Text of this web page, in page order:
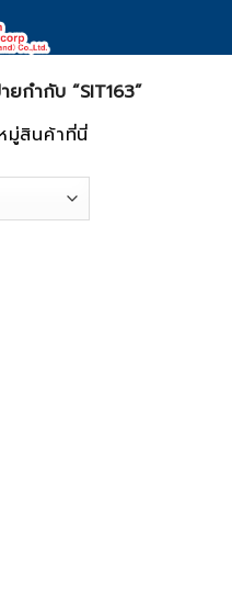
ยกำกับ “SIT163”
มู่สินค้าที่นี่